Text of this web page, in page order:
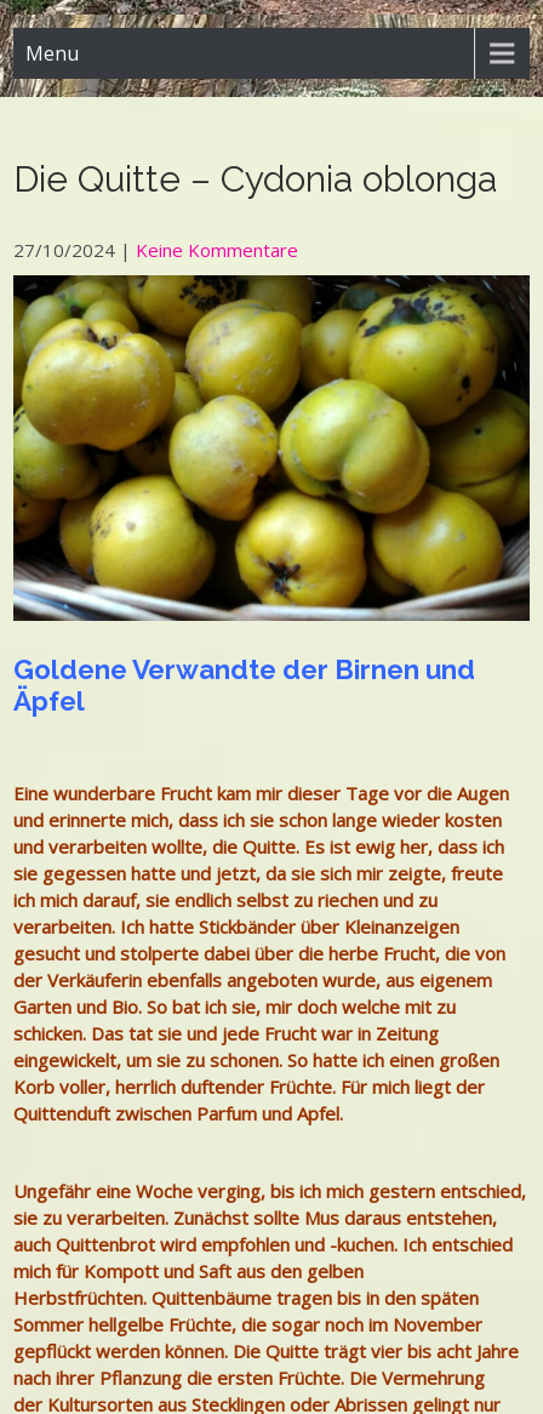
Menu
Die Quitte – Cydonia oblonga
27/10/2024 | Keine Kommentare
Goldene Verwandte der Birnen und
Äpfel
Eine wunderbare Frucht kam mir dieser Tage vor die Augen
und erinnerte mich, dass ich sie schon lange wieder kosten
und verarbeiten wollte, die Quitte. Es ist ewig her, dass ich
sie gegessen hatte und jetzt, da sie sich mir zeigte, freute
ich mich darauf, sie endlich selbst zu riechen und zu
verarbeiten. Ich hatte Stickbänder über Kleinanzeigen
gesucht und stolperte dabei über die herbe Frucht, die von
der Verkäuferin ebenfalls angeboten wurde, aus eigenem
Garten und Bio.So bat ich sie, mir doch welche mit zu
schicken. Das tat sie und jede Frucht war in Zeitung
eingewickelt, um sie zu schonen. So hatte ich einen großen
Korb voller, herrlich duftender Früchte. Für mich liegt der
Quittenduft zwischen Parfum und Apfel.
Ungefähr eine Woche verging, bis ich mich gestern entschied,
sie zu verarbeiten. Zunächst sollte Mus daraus entstehen,
auch Quittenbrot wird empfohlen und -kuchen. Ich entschied
mich für Kompott und Saft aus den gelben
Herbstfrüchten.Quittenbäume tragen bis in den späten
Sommer hellgelbe Früchte, die sogar noch im November
gepflückt werden können. Die Quitte trägt vier bis acht Jahre
nach ihrer Pflanzung die ersten Früchte. Die Vermehrung
der Kultursorten aus Stecklingen oder Abrissen gelingt nur